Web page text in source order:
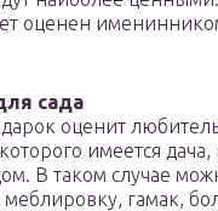
оценен
сада
оценит
имеется
В таком случае
гамак,